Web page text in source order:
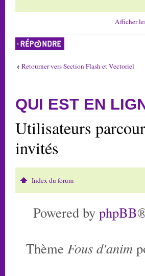
Afficher
Répondre
Retourner vers Section Flash et Vectoriel
QUI EST EN
Utilisateurs
invités
Index du forum
Powered by phpBB
Thème Fous d'anim